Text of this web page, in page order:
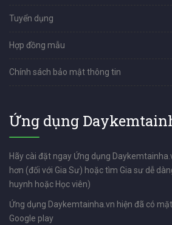
Tuyển dụng
Hợp đồng mẫu
Chính sách bảo mật thông tin
Ứng dụng
Hãy cài đặt ngay Ứng dụng
hơn (đối với Gia Sư) hoặc tìm Gia sư dễ
huynh hoặc Học viên)
Ứng dụng Daykemtainha.vn hiện đã có
Google play